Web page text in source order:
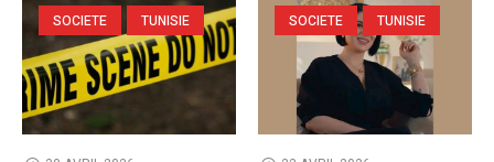
SOCIETE TUNISIE SOCIETE TUNISIE